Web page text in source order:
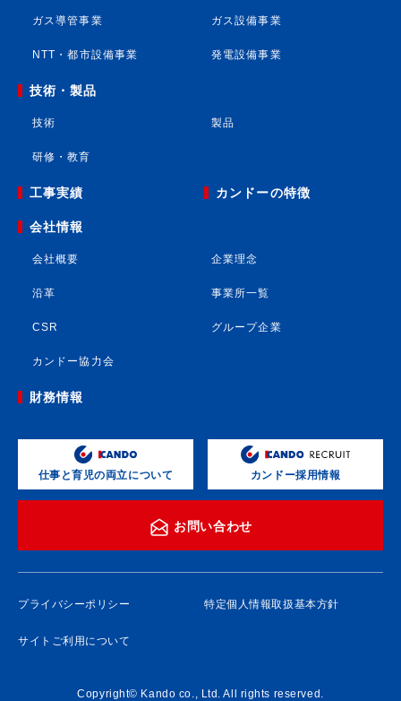
ガス導管事業 ガス設備事業
NTT・都市設備事業 発電設備事業
技術・製品
技術 製品
研修・教育
工事実績 カンドーの特徴
会社情報
会社概要 企業理念
沿革 事業所一覧
CSR グループ企業
カンドー協力会
財務情報
仕事と育児の両立について カンドー採用情報
お問い合わせ
プライバシーポリシー 特定個人情報取扱基本方針
サイトご利用について
Copyright© Kando co., Ltd. All rights reserved.